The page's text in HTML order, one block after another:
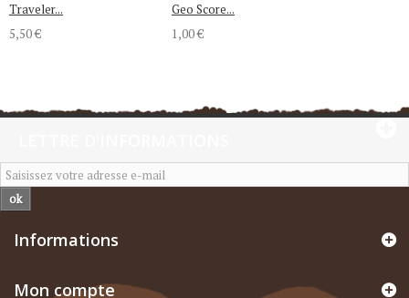
Traveler...
5,50 €
Geo Score...
1,00 €
ok
Informations
Mon compte